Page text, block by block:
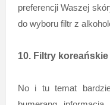
preferencji Waszej
do wyboru filtr z
10. Filtry
No i tu temat